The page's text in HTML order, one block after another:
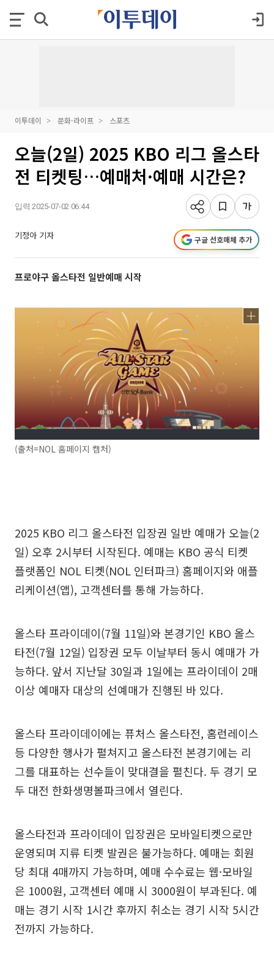
이투데이 문화·라이프 스포츠
오늘(2일) 2025 KBO 리그 올스타
전 티켓팅…예매처·예매 시간은?
입력 2025-07-02 06:44
기정아 기자 구글 선호매체 추가
프로야구 올스타전 일반예매 시작
(출처=NOL 홈페이지 캡처)
2025 KBO 리그 올스타전 입장권 일반 예매가 오늘(2
일) 오후 2시부터 시작된다. 예매는 KBO 공식 티켓
플랫폼인 NOL 티켓(NOL 인터파크) 홈페이지와 애플
리케이션(앱), 고객센터를 통해 가능하다.
올스타 프라이데이(7월 11일)와 본경기인 KBO 올스
타전(7월 12일) 입장권 모두 이날부터 동시 예매가 가
능하다. 앞서 지난달 30일과 1일에는 프라이데이 2매
이상 예매자 대상의 선예매가 진행된 바 있다.
올스타 프라이데이에는 퓨처스 올스타전, 홈런레이스
등 다양한 행사가 펼쳐지고 올스타전 본경기에는 리
그를 대표하는 선수들이 맞대결을 펼친다. 두 경기 모
두 대전 한화생명볼파크에서 열린다.
올스타전과 프라이데이 입장권은 모바일티켓으로만
운영되며 지류 티켓 발권은 불가능하다. 예매는 회원
당 최대 4매까지 가능하며, 예매 수수료는 웹·모바일
은 1000원, 고객센터 예매 시 3000원이 부과된다. 예
매는 경기 시작 1시간 후까지 취소는 경기 시작 5시간
전까지 가능하다.